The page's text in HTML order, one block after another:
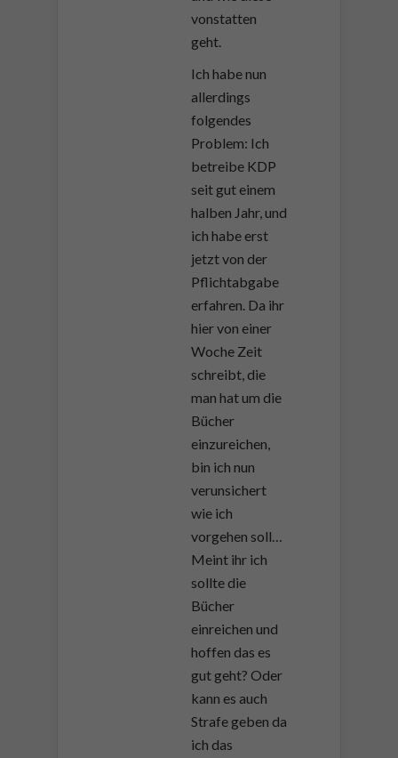
vonstatten
geht.
Ich habe nun
allerdings
folgendes
Problem: Ich
betreibe KDP
seit gut einem
halben Jahr, und
ich habe erst
jetzt von der
Pflichtabgabe
erfahren. Da ihr
hier von einer
Woche Zeit
schreibt, die
man hat um die
Bücher
einzureichen,
bin ich nun
verunsichert
wie ich
vorgehen soll…
Meint ihr ich
sollte die
Bücher
einreichen und
hoffen das es
gut geht? Oder
kann es auch
Strafe geben da
ich das